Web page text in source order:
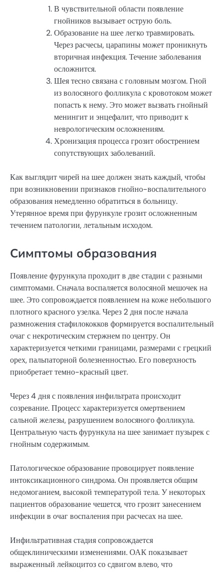
В чувствительной области появление
гнойников вызывает острую боль.
Образование на шее легко травмировать.
Через расчесы, царапины может проникнуть
вторичная инфекция. Течение заболевания
осложнится.
Шея тесно связана с головным мозгом. Гной
из волосяного фолликула с кровотоком может
попасть к нему. Это может вызвать гнойный
менингит и энцефалит, что приводит к
неврологическим осложнениям.
Хронизация процесса грозит обострением
сопутствующих заболеваний.
Как выглядит чирей на шее должен знать каждый, чтобы
при возникновении признаков гнойно-воспалительного
образования немедленно обратиться в больницу.
Утерянное время при фурункуле грозит осложненным
течением патологии, летальным исходом.
Симптомы образования
Появление фурункула проходит в две стадии с разными
симптомами. Сначала воспаляется волосяной мешочек на
шее. Это сопровождается появлением на коже небольшого
плотного красного узелка. Через 2 дня после начала
размножения стафилококков формируется воспалительный
очаг с некротическим стержнем по центру. Он
характеризуется четкими границами, размерами с грецкий
орех, пальпаторной болезненностью. Его поверхность
приобретает темно-красный цвет.
Через 4 дня с появления инфильтрата происходит
созревание. Процесс характеризуется омертвением
сальной железы, разрушением волосяного фолликула.
Центральную часть фурункула на шее занимает пузырек с
гнойным содержимым.
Патологическое образование провоцирует появление
интоксикационного синдрома. Он проявляется общим
недомоганием, высокой температурой тела. У некоторых
пациентов образование чешется, что грозит занесением
инфекции в очаг воспаления при расчесах на шее.
Инфильтративная стадия сопровождается
общеклиническими изменениями. ОАК показывает
выраженный лейкоцитоз со сдвигом влево, что